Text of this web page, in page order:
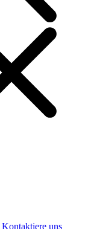
Kontaktiere uns